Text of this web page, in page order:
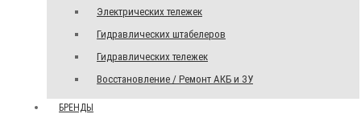
Электрических тележек
Гидравлических штабелеров
Гидравлических тележек
Восстановление / Ремонт АКБ и ЗУ
БРЕНДЫ